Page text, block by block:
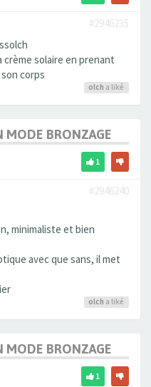
#2946235
crème solaire en prenant
corps
olch a liké
MODE BRONZAGE
1
#2946240
minimaliste et bien
avec que sans, il met
olch a liké
MODE BRONZAGE
1